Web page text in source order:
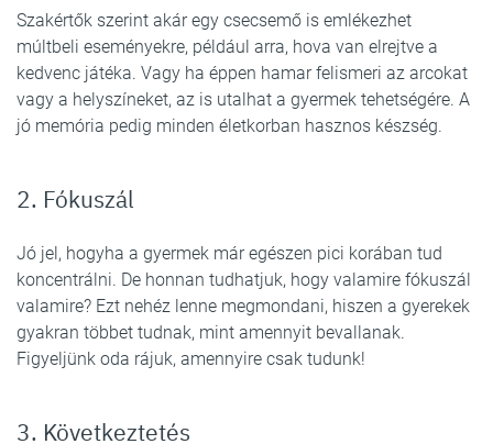
Szakértők szerint akár egy csecsemő is emlékezhet
múltbeli eseményekre, például arra, hova van elrejtve a
kedvenc játéka. Vagy ha éppen hamar felismeri az arcokat
vagy a helyszíneket, az is utalhat a gyermek tehetségére. A
jó memória pedig minden életkorban hasznos készség.
2. Fókuszál
Jó jel, hogyha a gyermek már egészen pici korában tud
koncentrálni. De honnan tudhatjuk, hogy valamire fókuszál
valamire? Ezt nehéz lenne megmondani, hiszen a gyerekek
gyakran többet tudnak, mint amennyit bevallanak.
Figyeljünk oda rájuk, amennyire csak tudunk!
3. Következtetés